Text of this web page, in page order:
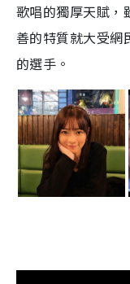
歌唱的獨厚天賦，
善的特質就大受網
的選手。